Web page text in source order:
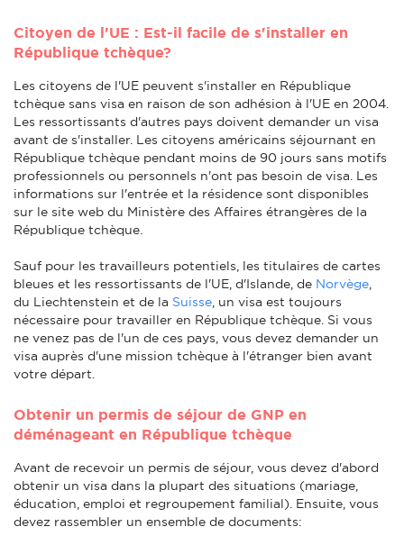
Citoyen de l'UE : Est-il facile de s'installer en
République tchèque?
Les citoyens de l'UE peuvent s'installer en République
tchèque sans visa en raison de son adhésion à l'UE en 2004.
Les ressortissants d'autres pays doivent demander un visa
avant de s'installer. Les citoyens américains séjournant en
République tchèque pendant moins de 90 jours sans motifs
professionnels ou personnels n'ont pas besoin de visa. Les
informations sur l'entrée et la résidence sont disponibles
sur le site web du Ministère des Affaires étrangères de la
République tchèque.
Sauf pour les travailleurs potentiels, les titulaires de cartes
bleues et les ressortissants de l'UE, d'Islande, de Norvège
du Liechtenstein et de la Suisse , un visa est toujours
nécessaire pour travailler en République tchèque. Si vous
ne venez pas de l'un de ces pays, vous devez demander un
visa auprès d'une mission tchèque à l'étranger bien avant
votre départ.
Obtenir un permis de séjour de GNP en
déménageant en République tchèque
Avant de recevoir un permis de séjour, vous devez d'abord
obtenir un visa dans la plupart des situations (mariage,
éducation, emploi et regroupement familial). Ensuite, vous
devez rassembler un ensemble de documents: